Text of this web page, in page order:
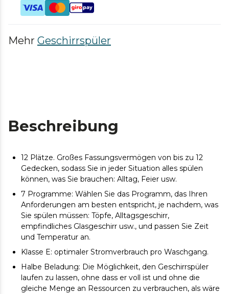
Mehr Geschirrspüler
Beschreibung
12 Plätze. Großes Fassungsvermögen von bis zu 12
Gedecken, sodass Sie in jeder Situation alles spülen
können, was Sie brauchen: Alltag, Feier usw.
7 Programme: Wählen Sie das Programm, das Ihren
Anforderungen am besten entspricht, je nachdem, was
Sie spülen müssen: Töpfe, Alltagsgeschirr,
empfindliches Glasgeschirr usw., und passen Sie Zeit
und Temperatur an.
Klasse E: optimaler Stromverbrauch pro Waschgang.
Halbe Beladung: Die Möglichkeit, den Geschirrspüler
laufen zu lassen, ohne dass er voll ist und ohne die
gleiche Menge an Ressourcen zu verbrauchen, als wäre